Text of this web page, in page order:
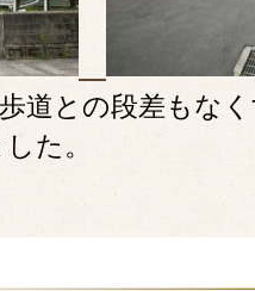
道との段差もな
た。